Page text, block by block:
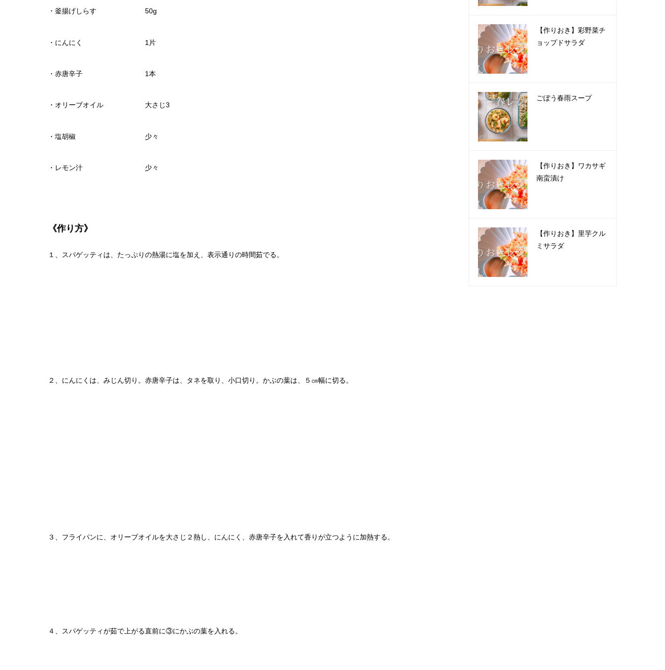
・釜揚げしらす 50g
・にんにく 1片
・赤唐辛子 1本
・オリーブオイル 大さじ3
・塩胡椒 少々
・レモン汁 少々
《作り方》
１、スパゲッティは、たっぷりの熱湯に塩を加え、表示通りの時間茹でる。
２、にんにくは、みじん切り。赤唐辛子は、タネを取り、小口切り。かぶの葉は、５㎝幅に切る。
３、フライパンに、オリーブオイルを大さじ２熱し、にんにく、赤唐辛子を入れて香りが立つように加熱する。
４、スパゲッティが茹で上がる直前に③にかぶの葉を入れる。
【作りおき】彩野菜チ
ョップドサラダ
ごぼう春雨スープ
【作りおき】ワカサギ
南蛮漬け
【作りおき】里芋クル
ミサラダ